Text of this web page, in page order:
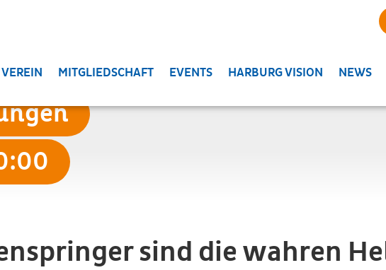
VEREIN MITGLIEDSCHAFT EVENTS HARBURG VISION NEWS
sind die wahren